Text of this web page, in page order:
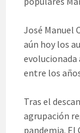
José Manuel
aún hoy los
evolucionada
entre los
Tras el
agrupación
pandemia. El